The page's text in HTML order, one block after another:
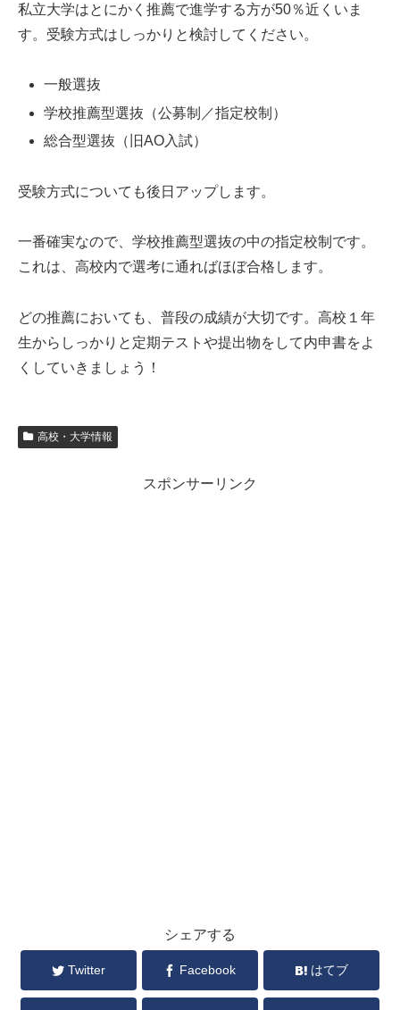
私立大学はとにかく推薦で進学する方が50％近くいま
す。受験方式はしっかりと検討してください。
一般選抜
学校推薦型選抜（公募制／指定校制）
総合型選抜（旧AO入試）
受験方式についても後日アップします。
一番確実なので、学校推薦型選抜の中の指定校制です。
これは、高校内で選考に通ればほぼ合格します。
どの推薦においても、普段の成績が大切です。高校１年
生からしっかりと定期テストや提出物をして内申書をよ
くしていきましょう！
高校・大学情報
スポンサーリンク
シェアする
Twitter Facebook はてブ